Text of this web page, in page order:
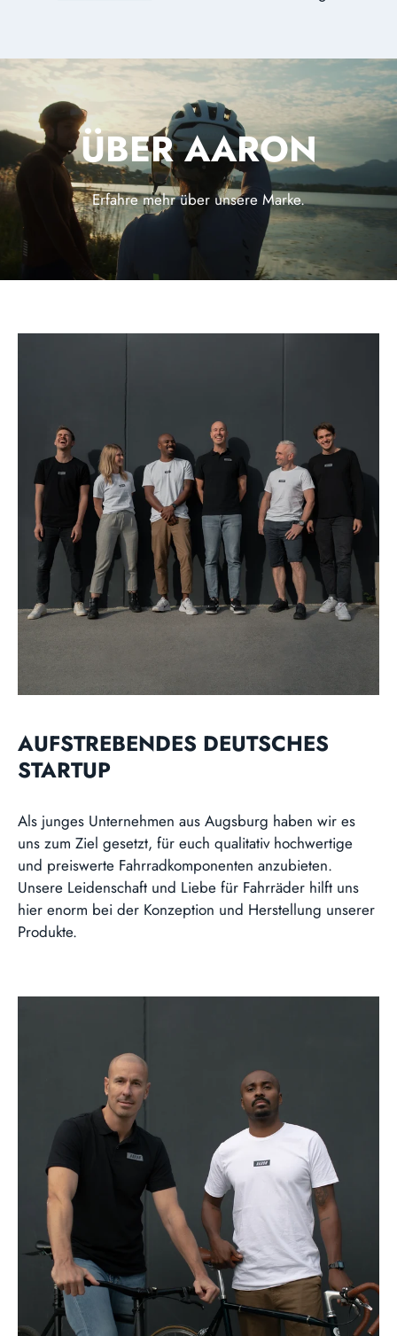
ÜBER AARON
Erfahre mehr über unsere Marke.
AUFSTREBENDES DEUTSCHES
STARTUP
Als junges Unternehmen aus Augsburg haben wir es
uns zum Ziel gesetzt, für euch qualitativ hochwertige
und preiswerte Fahrradkomponenten anzubieten.
Unsere Leidenschaft und Liebe für Fahrräder hilft uns
hier enorm bei der Konzeption und Herstellung unserer
Produkte.